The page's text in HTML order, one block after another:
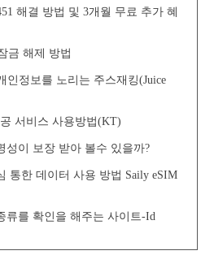
해결 방법 및 3개월 무료 추가 혜
금 해제 방법
인정보를 노리는 주스재킹(Juice
서비스 사용방법(KT)
성이 보장 받아 볼수 있을까?
통한 데이터 사용 방법 Saily eSIM
류를 확인을 해주는 사이트-Id